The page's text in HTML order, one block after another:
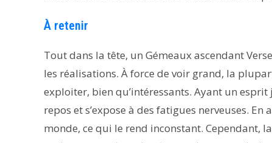
À retenir
Tout dans la tête, un Gémeaux ascendant
les réalisations. À force de voir grand, la
exploiter, bien qu’intéressants. Ayant un
repos et s’expose à des fatigues nerveuses.
monde, ce qui le rend inconstant. Cependant,